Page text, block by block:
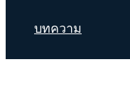
บทความ